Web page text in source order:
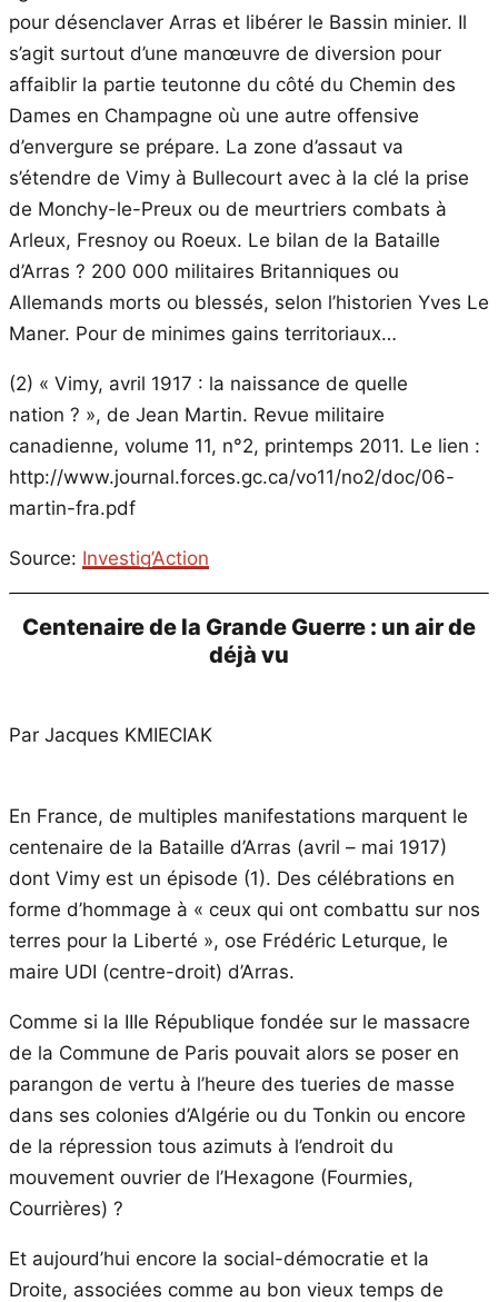
pour désenclaver Arras et libérer le Bassin minier. Il
s’agit surtout d’une manœuvre de diversion pour
affaiblir la partie teutonne du côté du Chemin des
Dames en Champagne où une autre offensive
d’envergure se prépare. La zone d’assaut va
s’étendre de Vimy à Bullecourt avec à la clé la prise
de Monchy-le-Preux ou de meurtriers combats à
Arleux, Fresnoy ou Roeux. Le bilan de la Bataille
d’Arras ? 200 000 militaires Britanniques ou
Allemands morts ou blessés, selon l’historien Yves Le
Maner. Pour de minimes gains territoriaux…
(2) « Vimy, avril 1917 : la naissance de quelle
nation ? », de Jean Martin. Revue militaire
canadienne, volume 11, n°2, printemps 2011. Le lien :
http://www.journal.forces.gc.ca/vo11/no2/doc/06-
martin-fra.pdf
Source: Investig’Action
Centenaire de la Grande Guerre : un air de
déjà vu
Par Jacques KMIECIAK
En France, de multiples manifestations marquent le
centenaire de la Bataille d’Arras (avril – mai 1917)
dont Vimy est un épisode (1). Des célébrations en
forme d’hommage à « ceux qui ont combattu sur nos
terres pour la Liberté », ose Frédéric Leturque, le
maire UDI (centre-droit) d’Arras.
Comme si la IIIe République fondée sur le massacre
de la Commune de Paris pouvait alors se poser en
parangon de vertu à l’heure des tueries de masse
dans ses colonies d’Algérie ou du Tonkin ou encore
de la répression tous azimuts à l’endroit du
mouvement ouvrier de l’Hexagone (Fourmies,
Courrières) ?
Et aujourd’hui encore la social-démocratie et la
Droite, associées comme au bon vieux temps de